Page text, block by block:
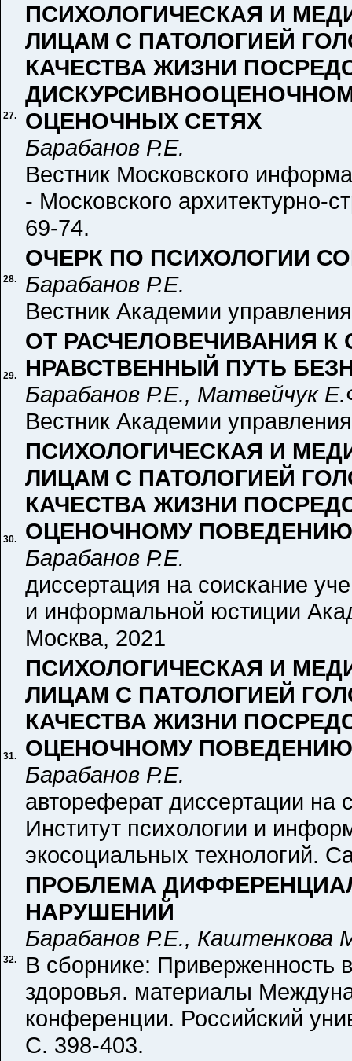
27.
ПСИХОЛОГИЧЕСКАЯ И
ЛИЦАМ С ПАТОЛОГИЕЙ
КАЧЕСТВА ЖИЗНИ
ОЦЕНОЧНЫХ СЕТЯХ
Барабанов Р.Е.
Вестник Московского
- Московского архитектурно-
69-74.
28.
ОЧЕРК ПО ПСИХОЛОГИИ
Барабанов Р.Е.
Вестник Академии
29.
OТ РАСЧЕЛОВЕЧИВАНИЯ
НРАВСТВЕННЫЙ ПУТЬ
Барабанов Р.Е., Матвейчук
Вестник Академии
30.
ПСИХОЛОГИЧЕСКАЯ И
ЛИЦАМ С ПАТОЛОГИЕЙ
КАЧЕСТВА ЖИЗНИ
ОЦЕНОЧНОМУ
Барабанов Р.Е.
диссертация на соискание
и информальной юстиции
Москва, 2021
31.
ПСИХОЛОГИЧЕСКАЯ И
ЛИЦАМ С ПАТОЛОГИЕЙ
КАЧЕСТВА ЖИЗНИ
ОЦЕНОЧНОМУ
Барабанов Р.Е.
автореферат диссертации на
Институт психологии и
экосоциальных технологий.
32.
ПРОБЛЕМА
НАРУШЕНИЙ
Барабанов Р.Е., Каштенкова
В сборнике: Приверженность
здоровья. материалы
конференции. Российский
С. 398-403.